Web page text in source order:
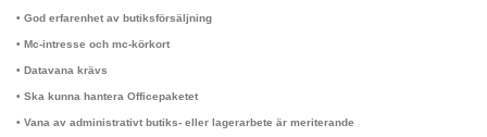
• God erfarenhet av butiksförsäljning
• Mc-intresse och mc-körkort
• Datavana krävs
• Ska kunna hantera Officepaketet
• Vana av administrativt butiks- eller lagerarbete är meriterande